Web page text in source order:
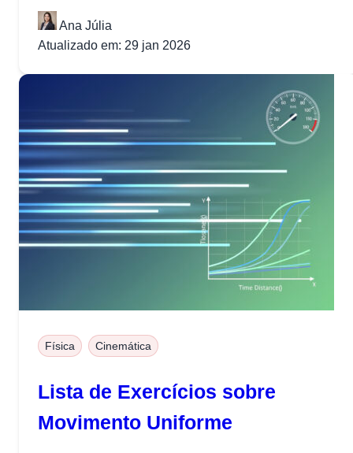
Por meio deles, podemos extrair informações
importantes sobre...
Ana Júlia
Atualizado em: 29 jan 2026
Física Cinemática
Lista de Exercícios sobre
Movimento Uniforme